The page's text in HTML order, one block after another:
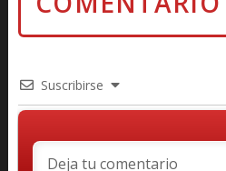
Suscribirse